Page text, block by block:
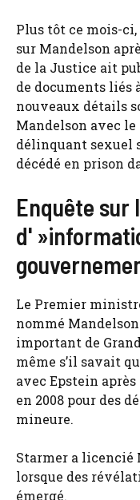
Plus tôt ce mois-
sur Mandelson
de la Justice ait
de documents liés
nouveaux détails
Mandelson avec
délinquant sexuel
décédé en prison
Enquête sur
d'
Le Premier
nommé
important de
même s’il savait
avec Epstein
en 2008 pour des
mineure.
Starmer a licencié
lorsque des
émergé.